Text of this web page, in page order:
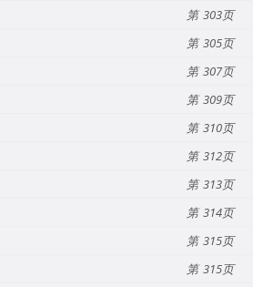
303
305
307
309
310
312
313
314
315
315